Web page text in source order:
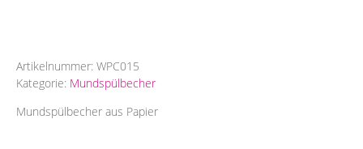
Artikelnummer: WPC015
Kategorie: Mundspülbecher
Mundspülbecher aus Papier